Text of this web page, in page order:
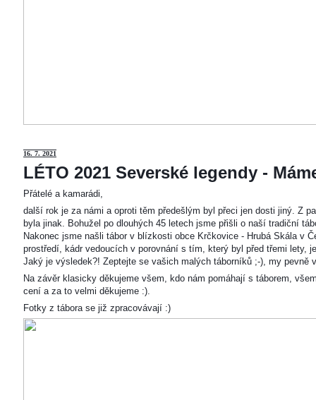
16. 7. 2021
LÉTO 2021 Severské legendy -
Přátelé a kamarádi,
další rok je za námi a oproti těm předešlým byl přeci jen dosti jiný. Z
byla jinak. Bohužel po dlouhých 45 letech jsme přišli o naší tradiční
Nakonec jsme našli tábor v blízkosti obce Krčkovice - Hrubá Skála v
prostředí, kádr vedoucích v porovnání s tím, který byl před třemi lety,
Jaký je výsledek?! Zeptejte se vašich malých táborníků ;-), my pevně
Na závěr klasicky děkujeme všem, kdo nám pomáhají s táborem,
cení a za to velmi děkujeme :).
Fotky z tábora se již zpracovávají :)